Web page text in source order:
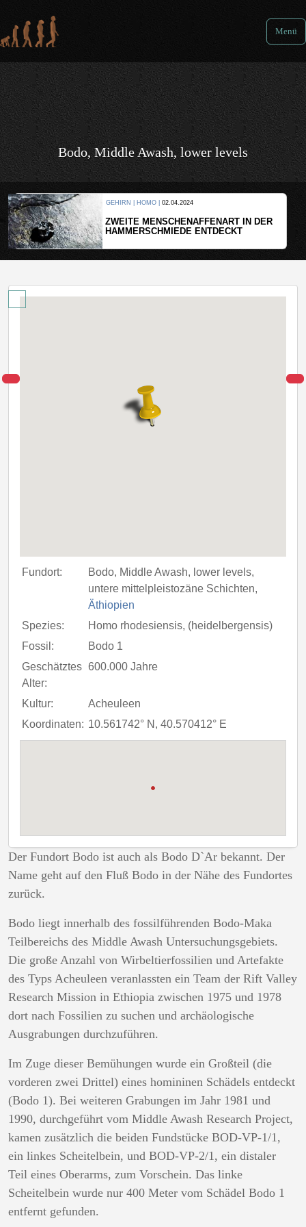
Menü
Bodo, Middle Awash, lower levels
GEHIRN | HOMO | 02.04.2024
ZWEITE MENSCHENAFFENART IN DER
HAMMERSCHMIEDE ENTDECKT
Fundort:
Bodo, Middle Awash, lower levels,
untere mittelpleistozäne Schichten,
Äthiopien
Spezies:
Homo rhodesiensis, (heidelbergensis)
Fossil:
Bodo 1
Geschätztes
Alter:
600.000 Jahre
Kultur:
Acheuleen
Koordinaten: 10.561742° N, 40.570412° E
Der Fundort Bodo ist auch als Bodo D`Ar bekannt. Der
Name geht auf den Fluß Bodo in der Nähe des Fundortes
zurück.
Bodo liegt innerhalb des fossilführenden Bodo-Maka
Teilbereichs des Middle Awash Untersuchungsgebiets.
Die große Anzahl von Wirbeltierfossilien und Artefakte
des Typs Acheuleen veranlassten ein Team der Rift Valley
Research Mission in Ethiopia zwischen 1975 und 1978
dort nach Fossilien zu suchen und archäologische
Ausgrabungen durchzuführen.
Im Zuge dieser Bemühungen wurde ein Großteil (die
vorderen zwei Drittel) eines homininen Schädels entdeckt
(Bodo 1). Bei weiteren Grabungen im Jahr 1981 und
1990, durchgeführt vom Middle Awash Research Project,
kamen zusätzlich die beiden Fundstücke BOD-VP-1/1,
ein linkes Scheitelbein, und BOD-VP-2/1, ein distaler
Teil eines Oberarms, zum Vorschein. Das linke
Scheitelbein wurde nur 400 Meter vom Schädel Bodo 1
entfernt gefunden.